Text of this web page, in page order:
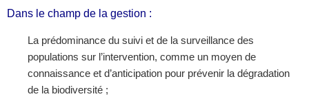
Dans le champ de la gestion :
La prédominance du suivi et de la surveillance des
populations sur l’intervention, comme un moyen de
connaissance et d’anticipation pour prévenir la dégradation
de la biodiversité ;